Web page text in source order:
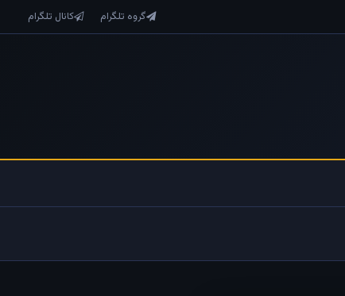
گروه تلگرام کانال تلگرام